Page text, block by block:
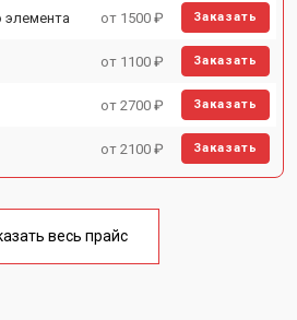
элемента от 1500 ₽ Заказать
от 1100 ₽ Заказать
от 2700 ₽ Заказать
от 2100 ₽ Заказать
весь прайс